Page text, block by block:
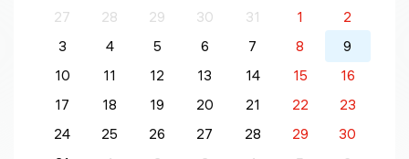
27
28 29 30 31 1
2
3
4 5 6 7 8
9
10
11 12 13 14 15
16
17
18 19 20 21 22
23
24
25 26 27 28 29
30